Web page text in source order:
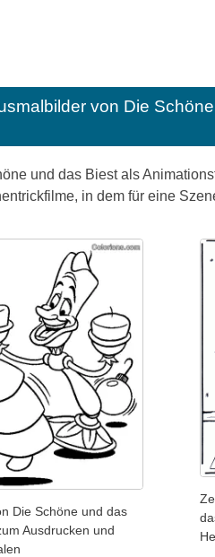
von Die
und das Biest als
in dem für eine
Die Schöne und das
Ausdrucken und